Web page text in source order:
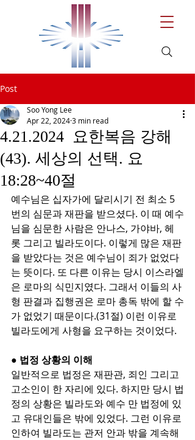
Post
4.21.2024 요한복음 강해
(43). 세상의 선택. 요
18:28~40절
Soo Yong Lee
Apr 22, 20243 min read
예수님은 십자가에 달리시기 전 최소 5
번의 심문과 재판을 받으셨다. 이 때 예수
님을 심문한 사람은 안나스, 가야바, 헤
롯 그리고 빌라도이다. 이렇게 많은 재판
을 받았다는 것은 예수님이 죄가 없었다
는 뜻이다. 또 다른 이유는 당시 이스라엘
은 로마의 식민지였다. 그래서 이들의 사
형 판결과 집행권은 로마 총독 밖에 할 수
가 없었기 때문이다.(31절) 이런 이유로
빌라도에게 사형을 요구하는 것이었다.
● 법정 상황의 이해
일반적으로 법정은 재판관, 죄인 그리고
고소인이 한 자리에 있다. 하지만 당시 법
정의 상황은 빌라도와 예수 만 법정에 있
고 유대인들은 밖에 있었다. 그런 이유로
인하여 빌라도는 관저 안과 밖을 계속해